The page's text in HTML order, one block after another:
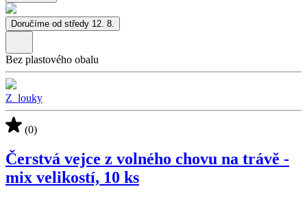
Doručíme od středy 12. 8.
Bez plastového obalu
Z_louky
(0)
Čerstvá vejce z volného chovu na trávě -
mix velikostí, 10 ks